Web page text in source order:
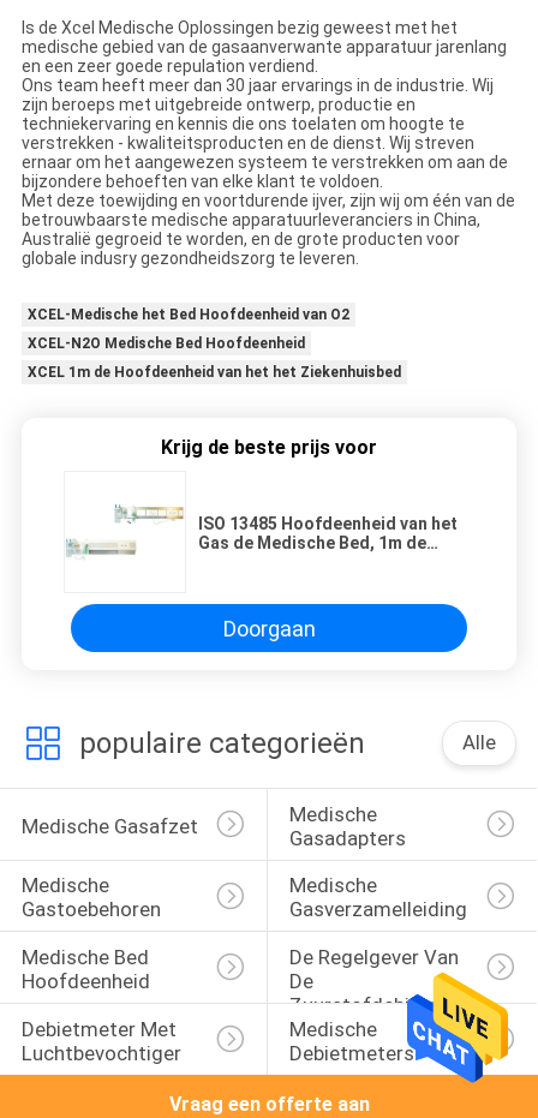
Is de Xcel Medische Oplossingen bezig geweest met het
medische gebied van de gasaanverwante apparatuur jarenlang
en een zeer goede repulation verdiend.
Ons team heeft meer dan 30 jaar ervarings in de industrie. Wij
zijn beroeps met uitgebreide ontwerp, productie en
techniekervaring en kennis die ons toelaten om hoogte te
verstrekken - kwaliteitsproducten en de dienst. Wij streven
ernaar om het aangewezen systeem te verstrekken om aan de
bijzondere behoeften van elke klant te voldoen.
Met deze toewijding en voortdurende ijver, zijn wij om één van de
betrouwbaarste medische apparatuurleveranciers in China,
Australië gegroeid te worden, en de grote producten voor
globale indusry gezondheidszorg te leveren.
XCEL-Medische het Bed Hoofdeenheid van O2
XCEL-N2O Medische Bed Hoofdeenheid
XCEL 1m de Hoofdeenheid van het het Ziekenhuisbed
Krijg de beste prijs voor
ISO 13485 Hoofdeenheid van het
Gas de Medische Bed, 1m de
Doorgaan
populaire categorieën Alle
Medische Gasafzet
Medische
Gasadapters
Medische
Gastoebehoren
Medische
Gasverzamelleiding
Medische Bed
Hoofdeenheid
De Regelgever Van
De
Zuurstofdebietmeter
Met
Luchtbevochtiger
Debietmeter Met
Luchtbevochtiger
Medische
Debietmeters
Vraag een offerte aan